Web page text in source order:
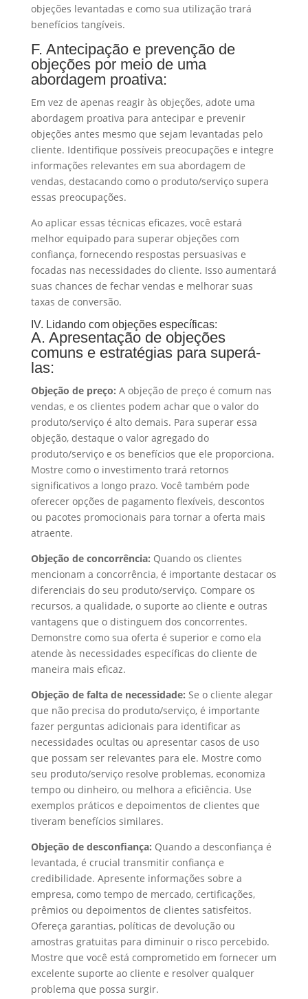
objeções levantadas e como sua utilização trará
benefícios tangíveis.
F. Antecipação e prevenção de
objeções por meio de uma
abordagem proativa:
Em vez de apenas reagir às objeções, adote uma
abordagem proativa para antecipar e prevenir
objeções antes mesmo que sejam levantadas pelo
cliente. Identifique possíveis preocupações e integre
informações relevantes em sua abordagem de
vendas, destacando como o produto/serviço supera
essas preocupações.
Ao aplicar essas técnicas eficazes, você estará
melhor equipado para superar objeções com
confiança, fornecendo respostas persuasivas e
focadas nas necessidades do cliente. Isso aumentará
suas chances de fechar vendas e melhorar suas
taxas de conversão.
IV. Lidando com objeções específicas:
A. Apresentação de objeções
comuns e estratégias para superá-
las:
Objeção de preço: A objeção de preço é comum nas
vendas, e os clientes podem achar que o valor do
produto/serviço é alto demais. Para superar essa
objeção, destaque o valor agregado do
produto/serviço e os benefícios que ele proporciona.
Mostre como o investimento trará retornos
significativos a longo prazo. Você também pode
oferecer opções de pagamento flexíveis, descontos
ou pacotes promocionais para tornar a oferta mais
atraente.
Objeção de concorrência: Quando os clientes
mencionam a concorrência, é importante destacar os
diferenciais do seu produto/serviço. Compare os
recursos, a qualidade, o suporte ao cliente e outras
vantagens que o distinguem dos concorrentes.
Demonstre como sua oferta é superior e como ela
atende às necessidades específicas do cliente de
maneira mais eficaz.
Objeção de falta de necessidade: Se o cliente alegar
que não precisa do produto/serviço, é importante
fazer perguntas adicionais para identificar as
necessidades ocultas ou apresentar casos de uso
que possam ser relevantes para ele. Mostre como
seu produto/serviço resolve problemas, economiza
tempo ou dinheiro, ou melhora a eficiência. Use
exemplos práticos e depoimentos de clientes que
tiveram benefícios similares.
Objeção de desconfiança: Quando a desconfiança é
levantada, é crucial transmitir confiança e
credibilidade. Apresente informações sobre a
empresa, como tempo de mercado, certificações,
prêmios ou depoimentos de clientes satisfeitos.
Ofereça garantias, políticas de devolução ou
amostras gratuitas para diminuir o risco percebido.
Mostre que você está comprometido em fornecer um
excelente suporte ao cliente e resolver qualquer
problema que possa surgir.